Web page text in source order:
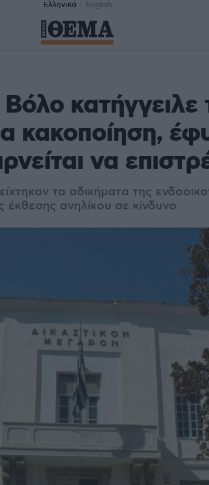
Ελληνικά English
κατήγγειλε
κακοποίηση,
να
τα αδικήματα της
έκθεσης ανηλίκου σε κίνδυνο